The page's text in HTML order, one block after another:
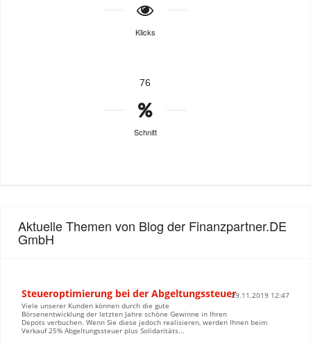
Klicks
76
Schnitt
Aktuelle Themen von Blog der Finanzpartner.DE
GmbH
Steueroptimierung bei der Abgeltungssteuer29.11.2019 12:47
Viele unserer Kunden können durch die gute
Börsenentwicklung der letzten Jahre schöne Gewinne in Ihren
Depots verbuchen. Wenn Sie diese jedoch realisieren, werden Ihnen beim
Verkauf 25% Abgeltungssteuer plus Solidaritäts...